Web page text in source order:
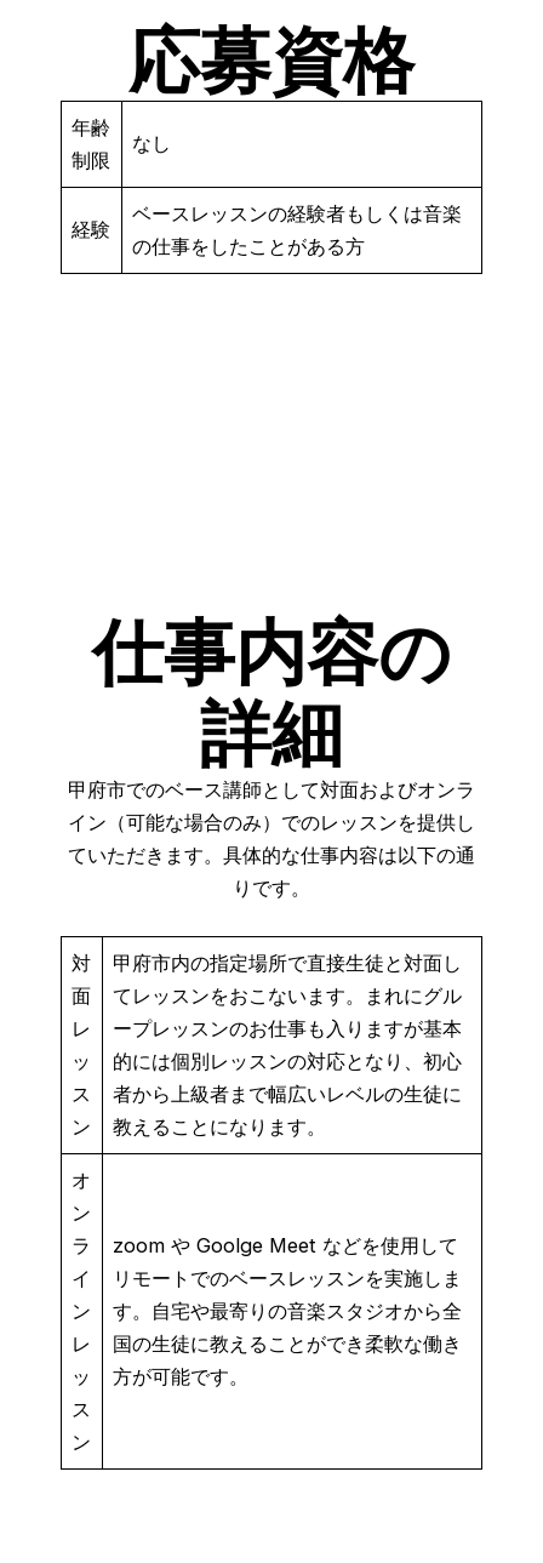
応募資格
年齢
制限
なし
経験
ベースレッスンの経験者もしくは音楽
の仕事をしたことがある方
仕事内容の
詳細
甲府市でのベース講師として対面およびオンラ
イン（可能な場合のみ）でのレッスンを提供し
ていただきます。具体的な仕事内容は以下の通
りです。
対
面
レ
ッ
ス
ン
甲府市内の指定場所で直接生徒と対面し
てレッスンをおこないます。まれにグル
ープレッスンのお仕事も入りますが基本
的には個別レッスンの対応となり、初心
者から上級者まで幅広いレベルの生徒に
教えることになります。
オ
ン
ラ
イ
ン
レ
ッ
ス
ン
zoom や Goolge Meet などを使用して
リモートでのベースレッスンを実施しま
す。自宅や最寄りの音楽スタジオから全
国の生徒に教えることができ柔軟な働き
方が可能です。